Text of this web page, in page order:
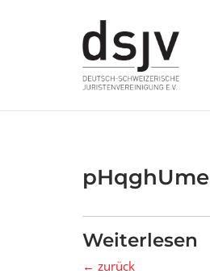
pHqghUme
Weiterlesen
← zurück